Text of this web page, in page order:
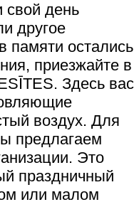
свой день
другое
памяти остались
приезжайте в
Здесь вас
воздух. Для
предлагаем
Это
праздничный
или малом